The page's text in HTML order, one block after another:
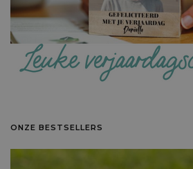
ONZE BESTSELLERS